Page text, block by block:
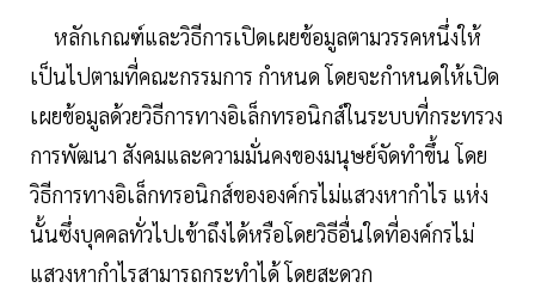
หลักเกณฑ์และวิธีการเปิดเผยข้อมูลตามวรรคหนึ่งให้
เป็นไปตามที่คณะกรรมการ กำหนด โดยจะกำหนดให้เปิด
เผยข้อมูลด้วยวิธีการทางอิเล็กทรอนิกส์ในระบบที่กระทรวง
การพัฒนา สังคมและความมั่นคงของมนุษย์จัดทำขึ้น โดย
วิธีการทางอิเล็กทรอนิกส์ขององค์กรไม่แสวงหากำไร แห่ง
นั้นซึ่งบุคคลทั่วไปเข้าถึงได้หรือโดยวิธีอื่นใดที่องค์กรไม่
แสวงหากำไรสามารถกระทำได้ โดยสะดวก